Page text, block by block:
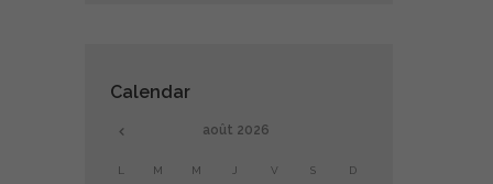
Calendar
août 2026
L M M J V S D